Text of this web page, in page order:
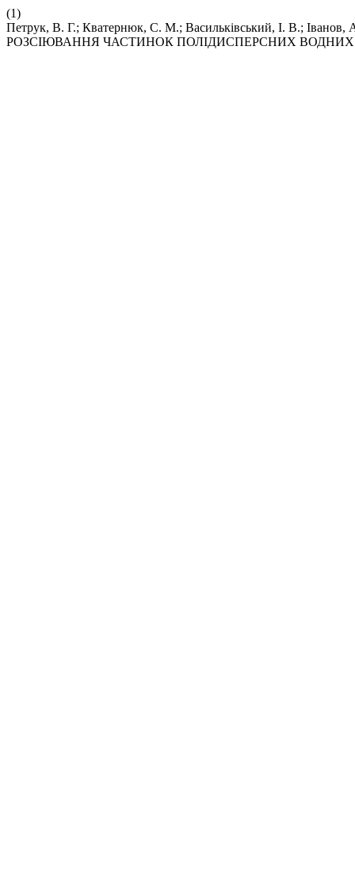
(1)
Петрук, В. Г.; Кватернюк, С. М.; Васильківський, І. В.;
РОЗСІЮВАННЯ ЧАСТИНОК ПОЛІДИСПЕРСНИХ